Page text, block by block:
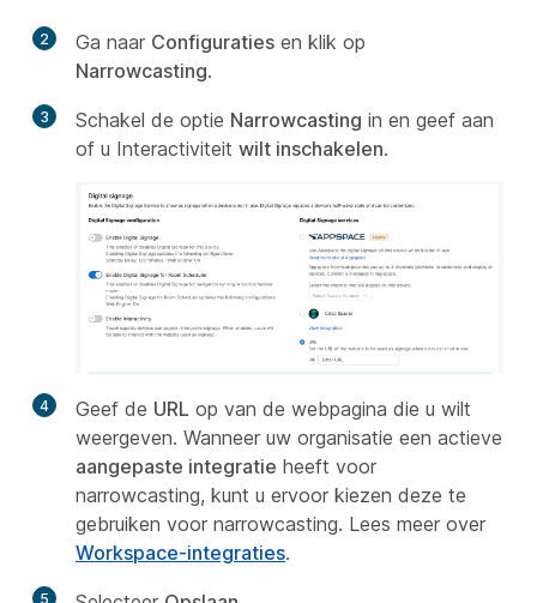
2 Ga naar Configuraties en klik op
Narrowcasting.
3 Schakel de optie Narrowcasting in en geef aan
of u Interactiviteit wilt inschakelen.
4 Geef de URL op van de webpagina die u wilt
weergeven. Wanneer uw organisatie een actieve
aangepaste integratie heeft voor
narrowcasting, kunt u ervoor kiezen deze te
gebruiken voor narrowcasting. Lees meer over
Workspace-integraties.
5